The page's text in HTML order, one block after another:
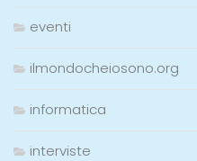
eventi
ilmondocheiosono.org
informatica
interviste